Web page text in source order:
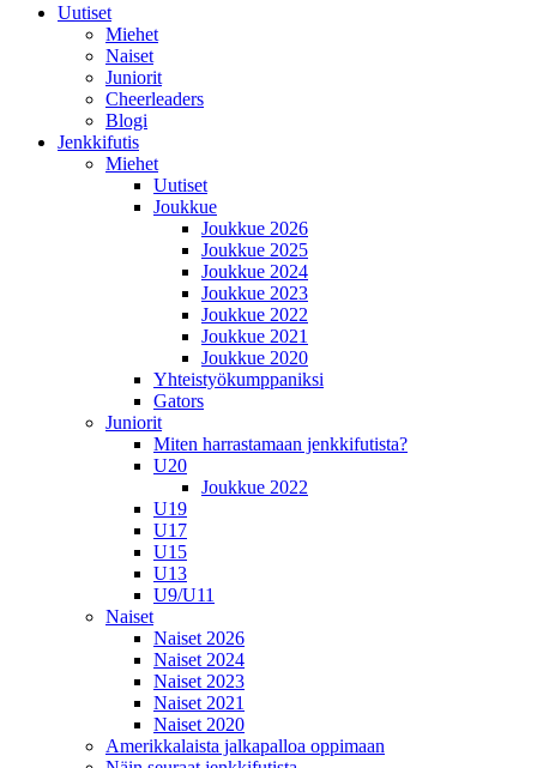
Uutiset
Miehet
Naiset
Juniorit
Cheerleaders
Blogi
Jenkkifutis
Miehet
Uutiset
Joukkue
Joukkue 2026
Joukkue 2025
Joukkue 2024
Joukkue 2023
Joukkue 2022
Joukkue 2021
Joukkue 2020
Yhteistyökumppaniksi
Gators
Juniorit
Miten harrastamaan jenkkifutista?
U20
Joukkue 2022
U19
U17
U15
U13
U9/U11
Naiset
Naiset 2026
Naiset 2024
Naiset 2023
Naiset 2021
Naiset 2020
Amerikkalaista jalkapalloa oppimaan